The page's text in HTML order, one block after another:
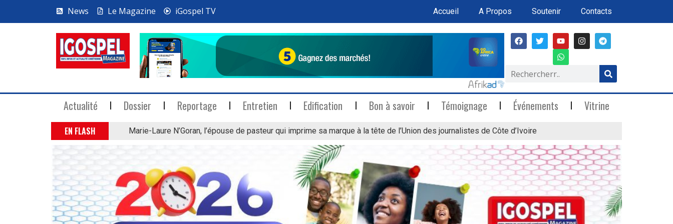
News Le Magazine iGospel TV Accueil A Propos Soutenir Contacts
Actualité Dossier Reportage Entretien Edification Bon à savoir Témoignage Événements Vitrine
EN FLASH Marie-Laure N’Goran, l’épouse de pasteur qui imprime sa marque à la tête de l’Union des journalistes de Côte d’Ivoire